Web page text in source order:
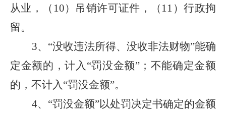
从业，
（ 10）吊销许可证件， （ 11 ）行政拘
留。
3、 “没收违法所得、没收非法财物”能确
定金额的，计入“罚没金额”；不能确定金额
的，不计入“罚没金额”。
4、 “罚没金额”以处罚决定书确定的金额